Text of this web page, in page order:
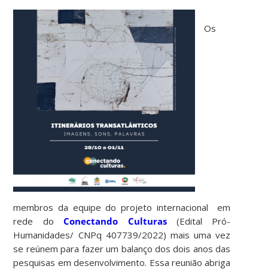
Os
membros da equipe do projeto internacional em
rede doConectando Culturas(Edital Pró-
Humanidades/ CNPq 407739/2022) mais uma vez
se reúnem para fazer um balanço dos dois anos das
pesquisas em desenvolvimento. Essa reunião abriga